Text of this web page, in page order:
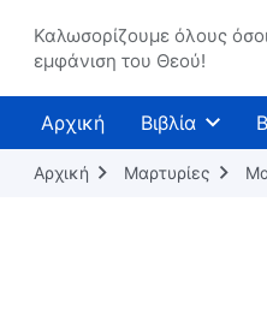
Καλωσορίζουμε όλους
εμφάνιση του Θεού!
Αρχική Βιβλία
Αρχική Μαρτυρίες